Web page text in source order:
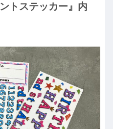
トステッカー』内